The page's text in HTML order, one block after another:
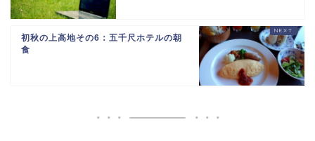
初秋の上高地その6：五千尺ホテルの朝
食